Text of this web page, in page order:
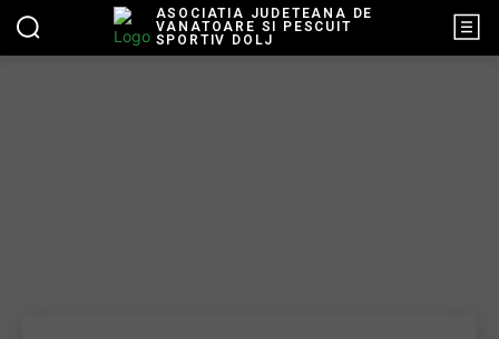
ASOCIATIA JUDETEANA DE
VANATOARE SI PESCUIT
SPORTIV DOLJ